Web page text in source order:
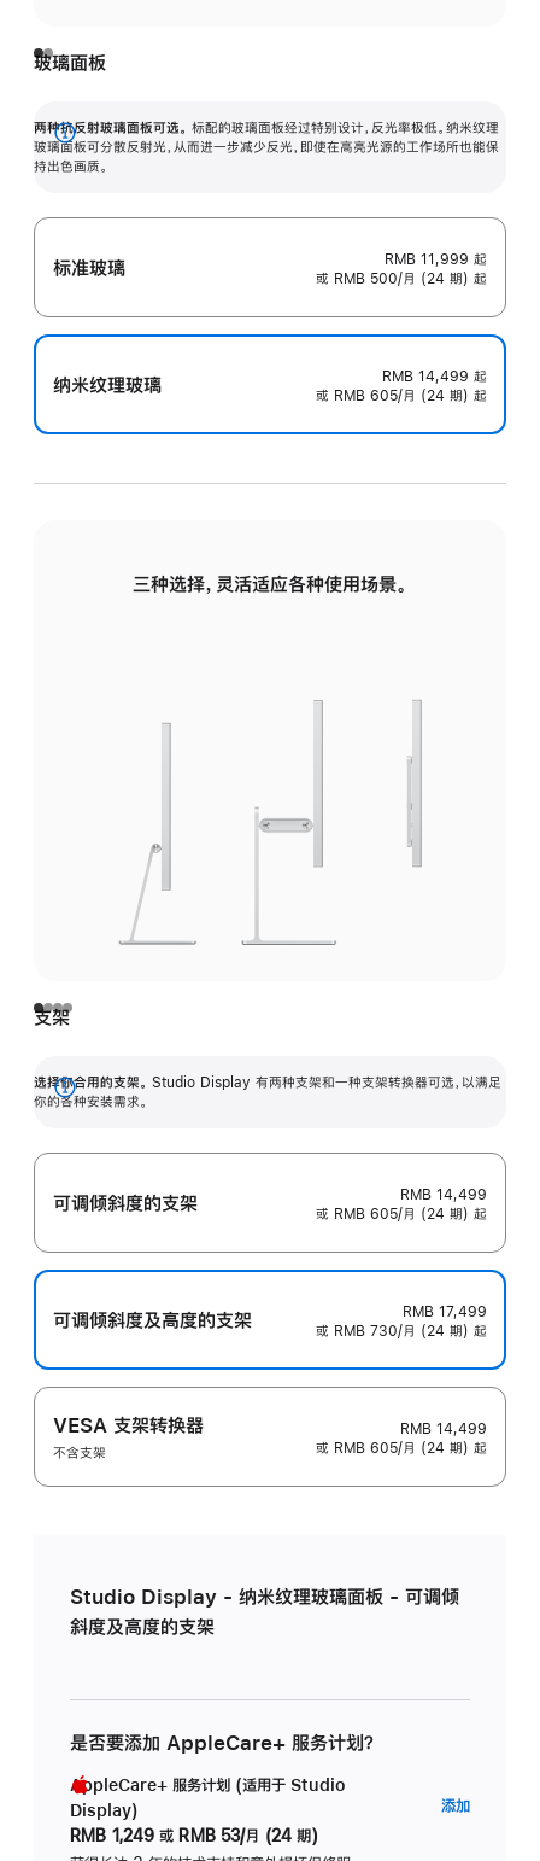
玻璃面板
两种抗反射玻璃面板可选。 标配的玻璃面板经过特别设计，反光率极低。纳米纹理
玻璃面板可分散反射光，从而进一步减少反光，即使在高亮光源的工作场所也能保
持出色画质。
展
开
标准玻璃 RMB 11,999 起
或 RMB 500/月 (24 期) 起
纳米纹理玻璃 RMB 14,499 起
或 RMB 605/月 (24 期) 起
三种选择，灵活适应各种使用场景。
支架
选择你合用的支架。 Studio Display 有两种支架和一种支架转换器可选，以满足
你的各种安装需求。
展
可调倾斜度的支架
RMB 14,499
或 RMB 605/月 (24 期) 起
可调倾斜度及高‍度的支‍架
RMB 17,499
或 RMB 730/月 (24 期) 起
VESA 支架转换器
不含支架
RMB 14,499
或 RMB 605/月 (24 期) 起
Studio Display - 纳米纹理玻璃面板 - 可调倾
斜度及高度的支架
是否要添加 AppleCare+ 服务计划？
AppleCare+ 服务计划 (适用于 Studio
Display)
RMB 1,249 或 RMB 53/月 (24 期)
添加